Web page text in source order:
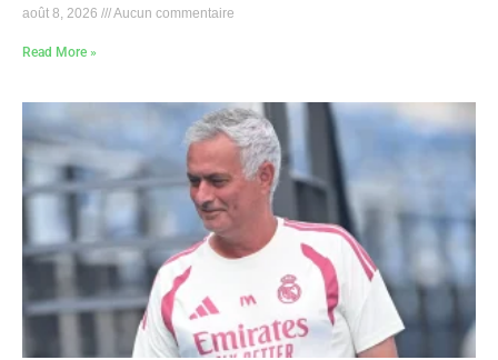
août 8, 2026 Aucun commentaire
Read More »